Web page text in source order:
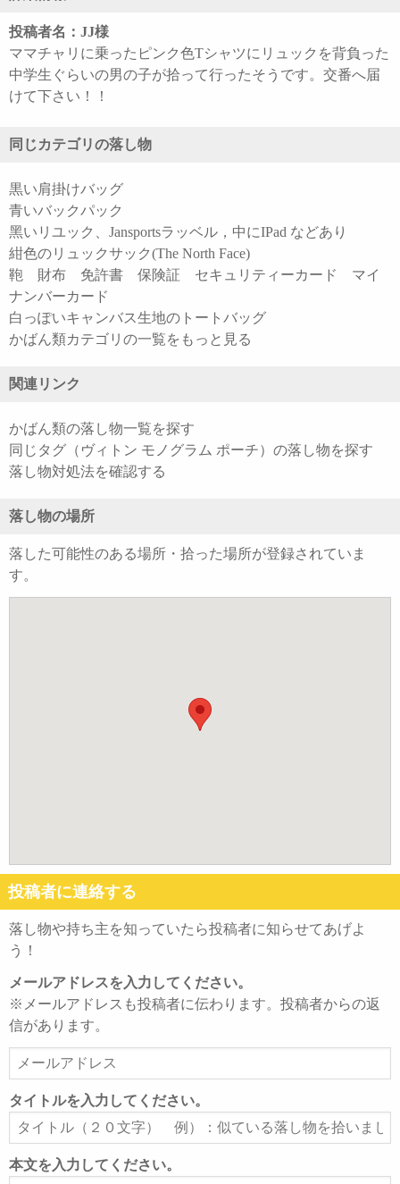
投稿者名：JJ様
ママチャリに乗ったピンク色Tシャツにリュックを背負った
中学生ぐらいの男の子が拾って行ったそうです。交番へ届
けて下さい！！
同じカテゴリの落し物
黒い肩掛けバッグ
青いバックパック
黑いリユック、Jansportsラッベル，中にIPad などあり
紺色のリュックサック(The North Face)
鞄 財布 免許書 保険証 セキュリティーカード マイ
ナンバーカード
白っぽいキャンバス生地のトートバッグ
かばん類カテゴリの一覧をもっと見る
関連リンク
かばん類の落し物一覧を探す
同じタグ（ヴィトン モノグラム ポーチ）の落し物を探す
落し物対処法を確認する
落し物の場所
落した可能性のある場所・拾った場所が登録されていま
す。
投稿者に連絡する
落し物や持ち主を知っていたら投稿者に知らせてあげよ
う！
メールアドレスを入力してください。
※メールアドレスも投稿者に伝わります。投稿者からの返
信があります。
ー
ル
ア
ド
レ
タイトルを入力してください。
タ
イ
ト
本文を入力してください。